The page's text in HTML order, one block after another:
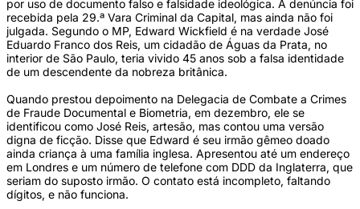
por uso de documento falso e falsidade ideológica. A denúncia foi
recebida pela 29.ª Vara Criminal da Capital, mas ainda não foi
julgada. Segundo o MP, Edward Wickfield é na verdade José
Eduardo Franco dos Reis, um cidadão de Águas da Prata, no
interior de São Paulo, teria vivido 45 anos sob a falsa identidade
de um descendente da nobreza britânica.
Quando prestou depoimento na Delegacia de Combate a Crimes
de Fraude Documental e Biometria, em dezembro, ele se
identificou como José Reis, artesão, mas contou uma versão
digna de ficção. Disse que Edward é seu irmão gêmeo doado
ainda criança à uma família inglesa. Apresentou até um endereço
em Londres e um número de telefone com DDD da Inglaterra, que
seriam do suposto irmão. O contato está incompleto, faltando
dígitos, e não funciona.